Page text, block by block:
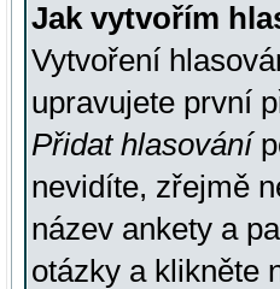
Jak vytvořím
Vytvoření
upravujete první
Přidat hlasování
nevidíte, zřejmě
název ankety a
otázky a klikněte